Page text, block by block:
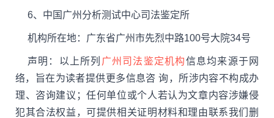
6、中国广州分析测试中心司法鉴定所
机构所在地：广东省广州市先烈中路100号大院34号
声明：以上所列 广州司法鉴定机构信息均来源于网
络，旨在为读者提供更多信息咨 询，所涉内容不构成办
理、咨询建议；任何单位或个人若认为文章内容涉嫌侵
犯其合法权益，可提供相关证明材料和理由联系我们删